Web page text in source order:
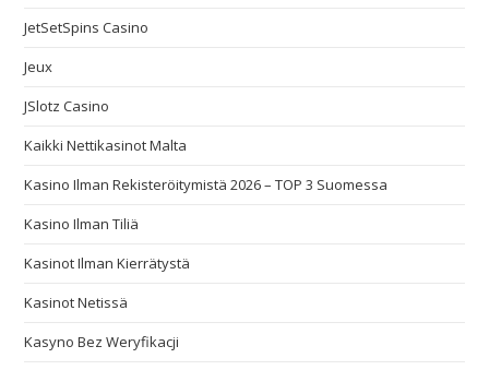
JetSetSpins Casino
Jeux
JSlotz Casino
Kaikki Nettikasinot Malta
Kasino Ilman Rekisteröitymistä 2026 – TOP 3 Suomessa
Kasino Ilman Tiliä
Kasinot Ilman Kierrätystä
Kasinot Netissä
Kasyno Bez Weryfikacji